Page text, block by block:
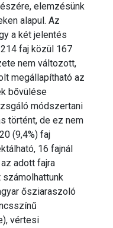
elemzésünk
alapul. Az
a két jelentés
faj közül 167
nem változott,
megállapítható az
bővülése
módszertani
történt, de ez nem
(9,4%) faj
16 fajnál
adott fajra
ősziaraszoló
vértesi